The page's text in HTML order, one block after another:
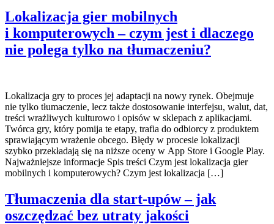
Lokalizacja gier mobilnych
i komputerowych – czym jest i dlaczego
nie polega tylko na tłumaczeniu?
Lokalizacja gry to proces jej adaptacji na nowy rynek. Obejmuje
nie tylko tłumaczenie, lecz także dostosowanie interfejsu, walut, dat,
treści wrażliwych kulturowo i opisów w sklepach z aplikacjami.
Twórca gry, który pomija te etapy, trafia do odbiorcy z produktem
sprawiającym wrażenie obcego. Błędy w procesie lokalizacji
szybko przekładają się na niższe oceny w App Store i Google Play.
Najważniejsze informacje Spis treści Czym jest lokalizacja gier
mobilnych i komputerowych? Czym jest lokalizacja […]
Tłumaczenia dla start-upów – jak
oszczędzać bez utraty jakości